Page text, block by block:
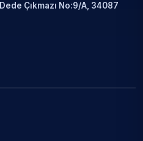
Çıkmazı No:9/A, 34087